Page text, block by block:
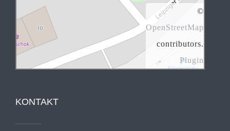
©
OpenStreetMap
contributors.
Plugin
KONTAKT